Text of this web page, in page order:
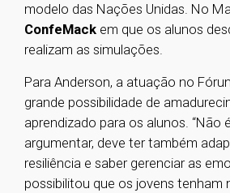
modelo das Nações Unidas. No
ConfeMack em que os alunos
realizam as simulações.
Para Anderson, a atuação no
grande possibilidade de
aprendizado para os alunos. “Não
argumentar, deve ter também
resiliência e saber gerenciar as
possibilitou que os jovens tenham